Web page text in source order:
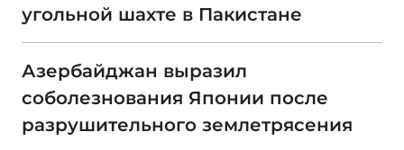
угольной шахте в Пакистане
Азербайджан выразил
соболезнования Японии после
разрушительного землетрясения